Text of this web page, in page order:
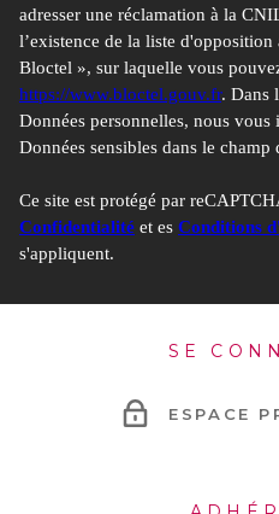
adresser une réclamation à la
l’existence de la liste
Bloctel », sur laquelle vous
https://www.bloctel.gouv.fr. Dans
Données personnelles, nous
Données sensibles dans le champ
Ce site est protégé par
Confidentialité et es Conditions
s'appliquent.
SE
ESPACE